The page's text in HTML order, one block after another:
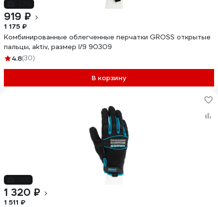
919 ₽
1 175 ₽
Комбинированные облегченные перчатки GROSS открытые
пальцы, aktiv, размер l/9 90309
4.8(30)
В корзину
1 320 ₽
1 511 ₽